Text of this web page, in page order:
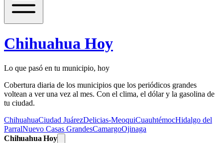
Chihuahua Hoy
Lo que pasó en tu municipio, hoy
Cobertura diaria de los municipios que los periódicos grandes
voltean a ver una vez al mes. Con el clima, el dólar y la gasolina de
tu ciudad.
ChihuahuaCiudad JuárezDelicias-MeoquiCuauhtémocHidalgo del
ParralNuevo Casas GrandesCamargoOjinaga
Chihuahua Hoy